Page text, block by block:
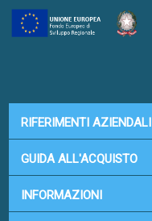
RIFERIMENTI AZIENDALI
GUIDA ALL'ACQUISTO
INFORMAZIONI